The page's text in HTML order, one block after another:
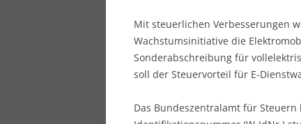
Mit steuerlichen Verbesserungen
Wachstumsinitiative die
Sonderabschreibung für
soll der Steuervorteil für E-
Das Bundeszentralamt für